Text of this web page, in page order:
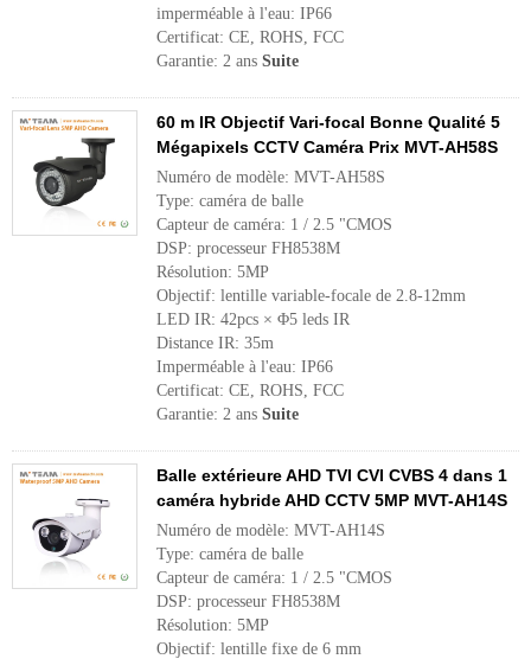
imperméable à l'eau: IP66
Certificat: CE, ROHS, FCC
Garantie: 2 ans Suite
60 m IR Objectif Vari-focal Bonne Qualité 5
Mégapixels CCTV Caméra Prix MVT-AH58S
Numéro de modèle: MVT-AH58S
Type: caméra de balle
Capteur de caméra: 1 / 2.5 "CMOS
DSP: processeur FH8538M
Résolution: 5MP
Objectif: lentille variable-focale de 2.8-12mm
LED IR: 42pcs × Φ5 leds IR
Distance IR: 35m
Imperméable à l'eau: IP66
Certificat: CE, ROHS, FCC
Garantie: 2 ans Suite
Balle extérieure AHD TVI CVI CVBS 4 dans 1
caméra hybride AHD CCTV 5MP MVT-AH14S
Numéro de modèle: MVT-AH14S
Type: caméra de balle
Capteur de caméra: 1 / 2.5 "CMOS
DSP: processeur FH8538M
Résolution: 5MP
Objectif: lentille fixe de 6 mm